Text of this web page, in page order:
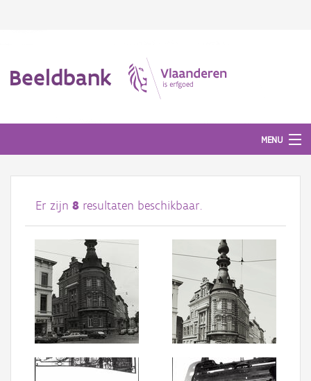
Beeldbank
MENU
Afbeeldingen
#BeeldIndeKijker
Hergebruik
Over ons
Aanmelden
Er zijn 8 resultaten beschikbaar.